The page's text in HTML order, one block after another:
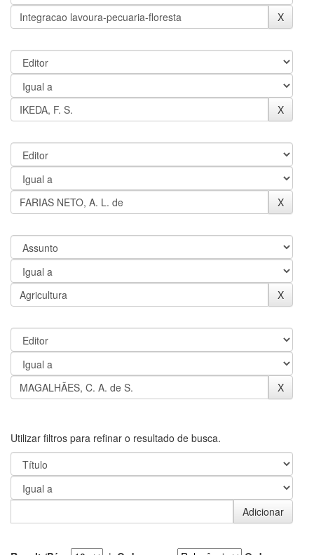
Utilizar filtros para refinar o resultado de busca.